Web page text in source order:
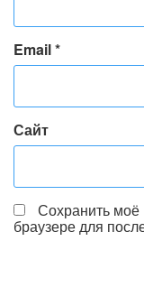
Email*
Сайт
Сохранить моё
браузере для